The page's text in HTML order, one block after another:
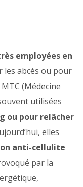
employées en
les abcès ou pour
(Médecine
utilisées
ou pour relâcher
elles
anti-cellulite
par la